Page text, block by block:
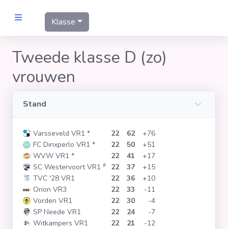
Wedstrijden
Statistieken
Voetbalpiramide
Links
VROUWEN
Klasse
Tweede klasse D (zo)
vrouwen
Stand
Varsseveld VR1 * 22 62
+76
FC Dinxperlo VR1 * 22 50
+51
WVW VR1 * 22 41
+17
SC Westervoort VR1 # 22 37
+15
TVC '28 VR1
22 36
+10
Orion VR3
22 33
-11
Vorden VR1
22 30
-4
SP Neede VR1
22 24
-7
Witkampers VR1
22 21
-12